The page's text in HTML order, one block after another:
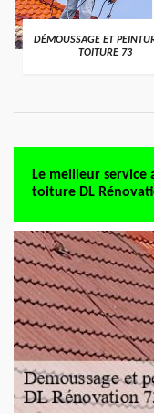
DÉMOUSSAGE ET
TOITURE 73
Le meilleur service
toiture DL